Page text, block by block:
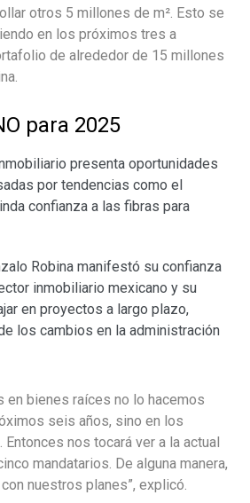
otros 5 millones de m². Esto se
en los próximos tres a
de alrededor de 15 millones
para 2025
presenta oportunidades
por tendencias como el
confianza a las fibras para
Robina manifestó su confianza
inmobiliario mexicano y su
en proyectos a largo plazo,
los cambios en la administración
en bienes raíces no lo hacemos
seis años, sino en los
nos tocará ver a la actual
mandatarios. De alguna manera,
nuestros planes”, explicó.